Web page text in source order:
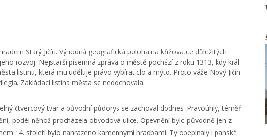
Starý Jičín. Výhodná geografická poloha na křižovatce důležitých
rozvoj. Nejstarší písemná zpráva o městě pochází z roku 1313, kdy král
listinu, která mu uděluje právo vybírat clo a mýto. Proto váže Nový Jičín
Zakládací listina města se nedochovala.
čtvercový tvar a původní půdorys se zachoval dodnes. Pravoúhlý, téměř
podél něhož procházela obvodová ulice. Opevnění bylo původně jen z
14. století bylo nahrazeno kamennými hradbami. Ty obepínaly i panské